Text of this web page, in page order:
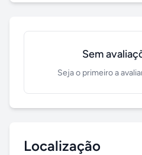
Sem
Seja o primeiro a
Localização